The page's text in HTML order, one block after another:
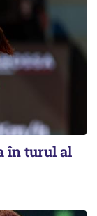
în turul al